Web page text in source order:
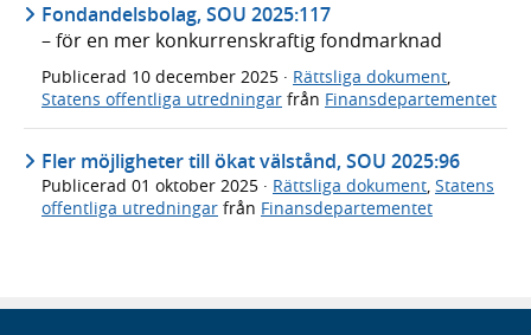
Fondandelsbolag, SOU 2025:117
– för en mer konkurrenskraftig fondmarknad
Publicerad 10 december 2025 · Rättsliga dokument,
Statens offentliga utredningar från Finansdepartementet
Fler möjligheter till ökat välstånd, SOU 2025:96
Publicerad 01 oktober 2025 · Rättsliga dokument Statens
offentliga utredningar från Finansdepartementet